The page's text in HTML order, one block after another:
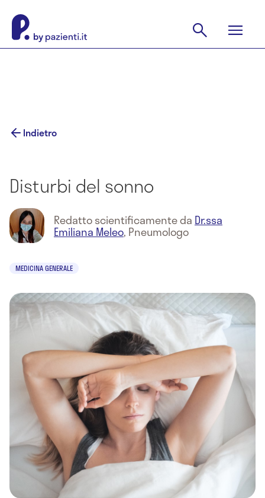
Indietro
Disturbi del sonno
Redatto scientificamente da Dr.ssa
Emiliana Meleo, Pneumologo
MEDICINA GENERALE